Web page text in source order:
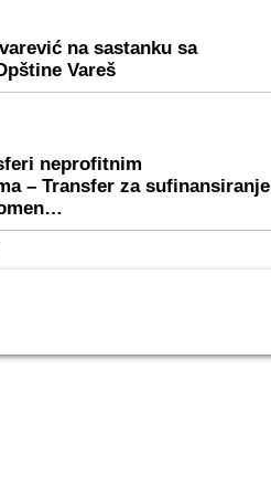
na sastanku sa
Vareš
neprofitnim
– Transfer za sufinansiranje